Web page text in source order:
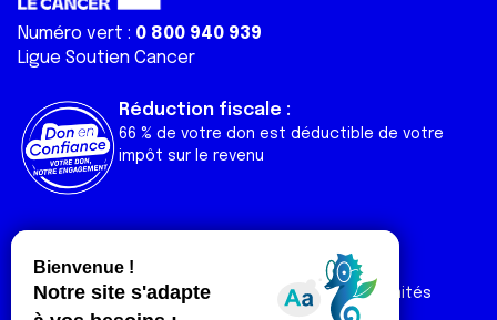
Numéro vert : 0 800 940 939
Ligue Soutien Cancer
Réduction fiscale :
66 % de votre don est déductible de votre
impôt sur le revenu
Liens utiles
Nos actualités
Nos publications
Espace Ligue & comités